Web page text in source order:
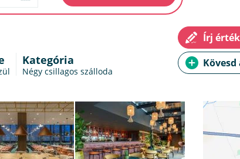
Kategória
Négy csillagos szálloda